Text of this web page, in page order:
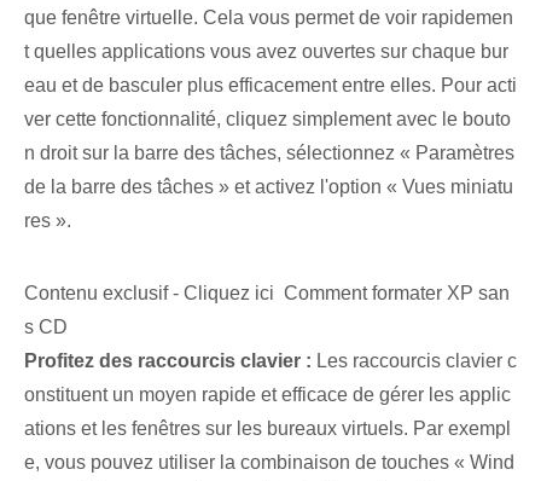
que fenêtre virtuelle. Cela vous permet de voir rapidemen
t quelles applications vous avez ouvertes sur chaque bur
eau et de basculer plus efficacement entre elles. Pour acti
ver cette fonctionnalité, cliquez simplement avec le bouto
n droit sur la barre des tâches, sélectionnez « Paramètres
de la barre des tâches » et activez l'option « Vues miniatu
res ».
Contenu exclusif - Cliquez ici Comment formater XP san
s CD
Profitez des raccourcis clavier : Les raccourcis clavier c
onstituent un moyen rapide et efficace de gérer les applic
ations et les fenêtres sur les bureaux virtuels. Par exempl
e, vous pouvez utiliser la combinaison de touches « Wind